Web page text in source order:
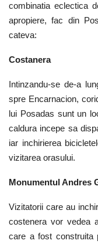
combinatia eclectica
apropiere, fac din
cateva:
Costanera
Intinzandu-se de-a
spre Encarnacion,
lui Posadas sunt un
caldura incepe sa
iar inchirierea
vizitarea orasului.
Monumentul Andres
Vizitatorii care au
costenera vor vedea
care a fost construita